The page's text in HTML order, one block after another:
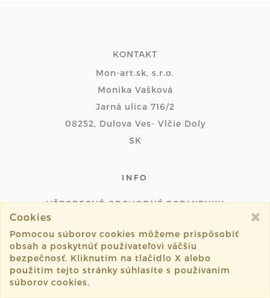
KONTAKT
Mon-art.sk, s.r.o.
Monika Vašková
Jarná ulica 716/2
08252, Dulova Ves- Vlčie Doly
SK
INFO
VŠEOBECNÉ OBCHODNÉ PODMIENKY
ZÁSADY SPRACOVANIA A OCHRANY OSOBNÝCH
ÚDAJOV
INFORMÁCIA
Cookies
Pomocou súborov cookies môžeme prispôsobiť
obsah a poskytnúť používateľovi väčšiu
bezpečnosť. Kliknutím na tlačidlo X alebo
použitím tejto stránky súhlasíte s používaním
súborov cookies.